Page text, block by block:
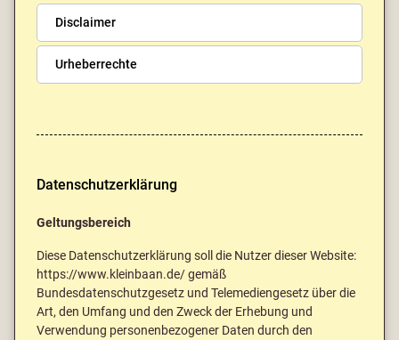
Disclaimer
Urheberrechte
Datenschutzerklärung
Geltungsbereich
Diese Datenschutzerklärung soll die Nutzer dieser Website:
https://www.kleinbaan.de/ gemäß
Bundesdatenschutzgesetz und Telemediengesetz über die
Art, den Umfang und den Zweck der Erhebung und
Verwendung personenbezogener Daten durch den